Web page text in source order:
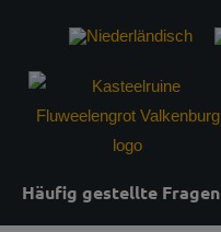
Häufig gestellte Fragen